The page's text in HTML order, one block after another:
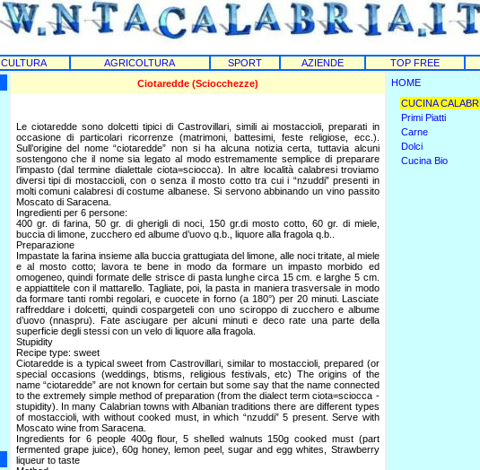
CULTURA AGRICOLTURA SPORT AZIENDE TOP FREE
Ciotaredde (Sciocchezze)
Le ciotaredde sono dolcetti tipici di Castrovillari, simili ai mostaccioli, preparati in
occasione di particolari ricorrenze (matrimoni, battesimi, feste religiose, ecc.).
Sull’origine del nome “ciotaredde” non si ha alcuna notizia certa, tuttavia alcuni
sostengono che il nome sia legato al modo estremamente semplice di preparare
l’impasto (dal termine dialettale ciota=sciocca). In altre località calabresi troviamo
diversi tipi di mostaccioli, con o senza il mosto cotto tra cui i “nzuddi” presenti in
molti comuni calabresi di costume albanese. Si servono abbinando un vino passito
Moscato di Saracena.
Ingredienti per 6 persone:
400 gr. di farina, 50 gr. di gherigli di noci, 150 gr.di mosto cotto, 60 gr. di miele,
buccia di limone, zucchero ed albume d’uovo q.b., liquore alla fragola q.b..
Preparazione
Impastate la farina insieme alla buccia grattugiata del limone, alle noci tritate, al miele
e al mosto cotto; lavora te bene in modo da formare un impasto morbido ed
omogeneo, quindi formate delle strisce di pasta lunghe circa 15 cm. e larghe 5 cm.
e appiattitele con il mattarello. Tagliate, poi, la pasta in maniera trasversale in modo
da formare tanti rombi regolari, e cuocete in forno (a 180°) per 20 minuti. Lasciate
raffreddare i dolcetti, quindi cospargeteli con uno sciroppo di zucchero e albume
d’uovo (nnaspru). Fate asciugare per alcuni minuti e deco rate una parte della
superficie degli stessi con un velo di liquore alla fragola.
Stupidity
Recipe type: sweet
Ciotaredde is a typical sweet from Castrovillari, similar to mostaccioli, prepared (or
special occasions (weddings, btisms, religious festivals, etc) The origins of the
name “ciotaredde” are not known for certain but some say that the name connected
to the extremely simple method of preparation (from the dialect term ciota=sciocca -
stupidity). In many Calabrian towns with Albanian traditions there are different types
of mostaccioli, with without cooked must, in which “nzuddi” 5 present. Serve with
Moscato wine from Saracena.
Ingredients for 6 people 400g flour, 5 shelled walnuts 150g cooked must (part
fermented grape juice), 60g honey, lemon peel, sugar and egg whites, Strawberry
liqueur to taste
HOME
CUCINA
Primi Piatti
Carne
Dolci
Cucina Bio